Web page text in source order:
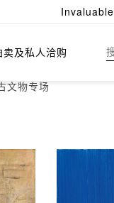
Invaluable
卖及私人洽购
文物专场